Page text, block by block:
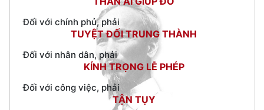
Đối với nhân dân, phải
KÍNH TRỌNG LỄ PHÉP
Đối với công việc, phải
TẬN TỤY
Đối với địch, phải
CƯƠNG QUYẾT, KHÔN KHÉO